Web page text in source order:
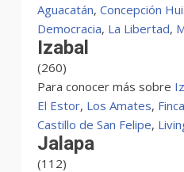
Aguacatán, Concepción
Democracia, La Libertad,
Izabal
(260)
Para conocer más sobre
El Estor, Los Amates,
Castillo de San Felipe,
Jalapa
(112)